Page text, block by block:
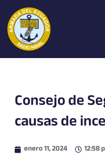
contenido
Consejo de
causas de
enero 11, 2024 12:58